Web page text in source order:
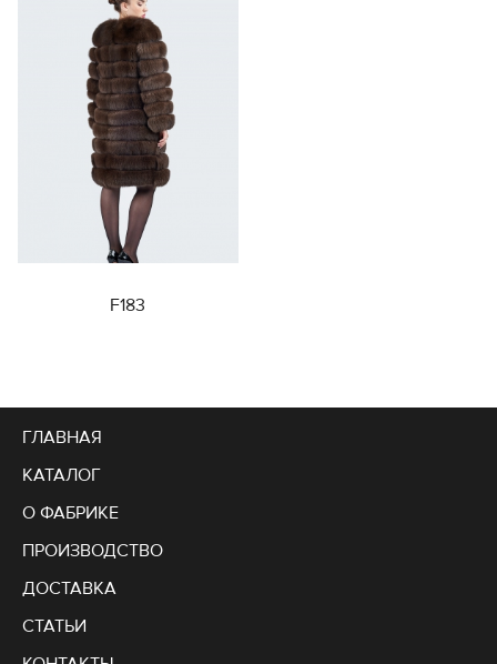
F183
ГЛАВНАЯ
КАТАЛОГ
О ФАБРИКЕ
ПРОИЗВОДСТВО
ДОСТАВКА
СТАТЬИ